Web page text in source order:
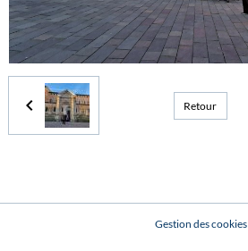
Retour
Gestion des cookies